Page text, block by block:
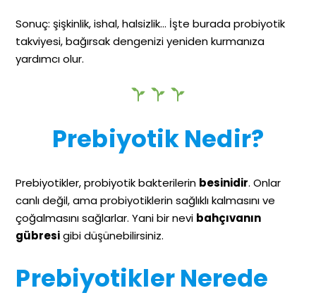
Sonuç: şişkinlik, ishal, halsizlik… İşte burada probiyotik
takviyesi, bağırsak dengenizi yeniden kurmanıza
yardımcı olur.
Prebiyotik Nedir?
Prebiyotikler, probiyotik bakterilerin besinidir. Onlar
canlı değil, ama probiyotiklerin sağlıklı kalmasını ve
çoğalmasını sağlarlar. Yani bir nevi bahçıvanın
gübresigibi düşünebilirsiniz.
Prebiyotikler Nerede